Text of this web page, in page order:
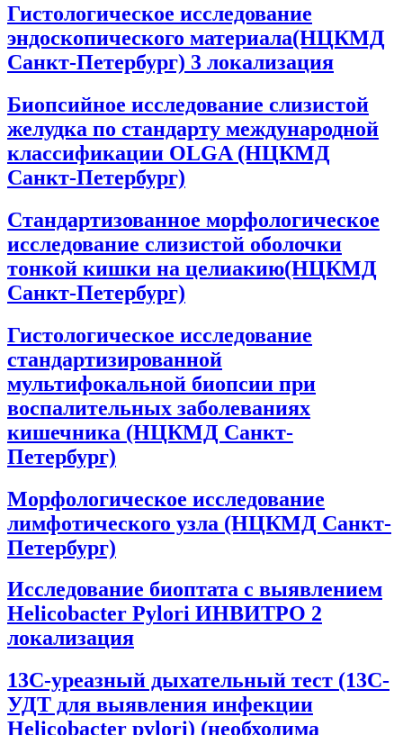
Гистологическое исследование
эндоскопического материала(НЦКМД
Санкт-Петербург) 3 локализация
Биопсийное исследование слизистой
желудка по стандарту международной
классификации OLGA (НЦКМД
Санкт-Петербург)
Стандартизованное морфологическое
исследование слизистой оболочки
тонкой кишки на целиакию(НЦКМД
Санкт-Петербург)
Гистологическое исследование
стандартизированной
мультифокальной биопсии при
воспалительных заболеваниях
кишечника (НЦКМД Санкт-
Петербург)
Морфологическое исследование
лимфотического узла (НЦКМД Санкт-
Петербург)
Исследование биоптата с выявлением
Helicobacter Pylori ИНВИТРО 2
локализация
13С-уреазный дыхательный тест (13С-
УДТ для выявления инфекции
Helicobacter pylori) (необходима